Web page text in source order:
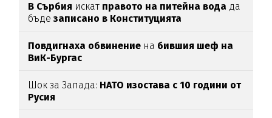
В Сърбия искат правото на питейна вода да
бъде записано в Конституцията
Повдигнаха обвинение на бившия шеф на
ВиК-Бургас
Шок за Запада: НАТО изостава с 10 години от
Русия